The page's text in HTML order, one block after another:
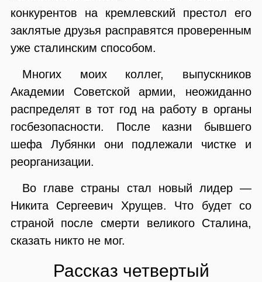
конкурентов на кремлевский престол его
заклятые друзья расправятся проверенным
уже сталинским способом.
Многих моих коллег, выпускников
Академии Советской армии, неожиданно
распределят в тот год на работу в органы
госбезопасности. После казни бывшего
шефа Лубянки они подлежали чистке и
реорганизации.
Во главе страны стал новый лидер —
Никита Сергеевич Хрущев. Что будет со
страной после смерти великого Сталина,
сказать никто не мог.
Рассказ четвертый